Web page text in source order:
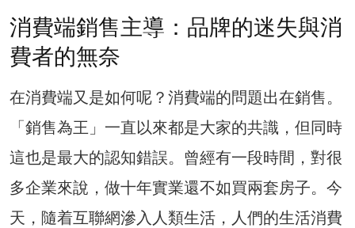
消費端銷售主導：品牌的迷失與消
費者的無奈
在消費端又是如何呢？消費端的問題出在銷售。
「銷售為王」一直以來都是大家的共識，但同時
這也是最大的認知錯誤。曾經有一段時間，對很
多企業來說，做十年實業還不如買兩套房子。今
天，隨着互聯網滲入人類生活，人們的生活消費